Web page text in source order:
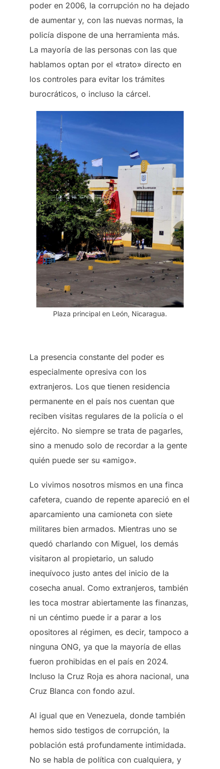
poder en 2006, la corrupción no ha dejado
de aumentar y, con las nuevas normas, la
policía dispone de una herramienta más.
La mayoría de las personas con las que
hablamos optan por el «trato» directo en
los controles para evitar los trámites
burocráticos, o incluso la cárcel.
Plaza principal en León, Nicaragua.
La presencia constante del poder es
especialmente opresiva con los
extranjeros. Los que tienen residencia
permanente en el país nos cuentan que
reciben visitas regulares de la policía o el
ejército. No siempre se trata de pagarles,
sino a menudo solo de recordar a la gente
quién puede ser su «amigo».
Lo vivimos nosotros mismos en una finca
cafetera, cuando de repente apareció en el
aparcamiento una camioneta con siete
militares bien armados. Mientras uno se
quedó charlando con Miguel, los demás
visitaron al propietario, un saludo
inequívoco justo antes del inicio de la
cosecha anual. Como extranjeros, también
les toca mostrar abiertamente las finanzas,
ni un céntimo puede ir a parar a los
opositores al régimen, es decir, tampoco a
ninguna ONG, ya que la mayoría de ellas
fueron prohibidas en el país en 2024.
Incluso la Cruz Roja es ahora nacional, una
Cruz Blanca con fondo azul.
Al igual que en Venezuela, donde también
hemos sido testigos de corrupción, la
población está profundamente intimidada.
No se habla de política con cualquiera, y